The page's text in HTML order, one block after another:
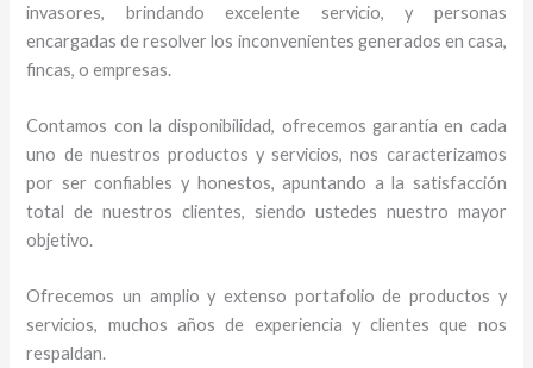
invasores, brindando excelente servicio, y personas
encargadas de resolver los inconvenientes generados en casa,
fincas, o empresas.
Contamos con la disponibilidad, ofrecemos garantía en cada
uno de nuestros productos y servicios, nos caracterizamos
por ser confiables y honestos, apuntando a la satisfacción
total de nuestros clientes, siendo ustedes nuestro mayor
objetivo.
Ofrecemos un amplio y extenso portafolio de productos y
servicios, muchos años de experiencia y clientes que nos
respaldan.